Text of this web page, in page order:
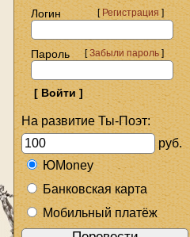
Логин
[Регистрация]
Пароль [Забыли пароль]
На развитие Ты-Поэт:
руб.
ЮMoney
Банковская карта
Мобильный платёж